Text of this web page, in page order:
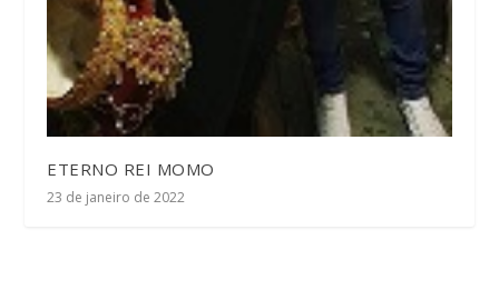
ETERNO REI MOMO
23 de janeiro de 2022